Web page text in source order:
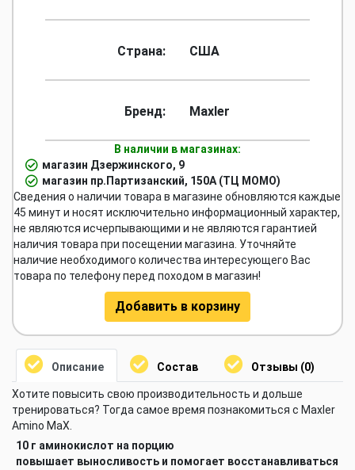
Страна: США
Бренд: Maxler
В наличии в магазинах:
магазин Дзержинского, 9
магазин пр.Партизанский, 150А (ТЦ МОМО)
Сведения о наличии товара в магазине обновляются каждые
45 минут и носят исключительно информационный характер,
не являются исчерпывающими и не являются гарантией
наличия товара при посещении магазина. Уточняйте
наличие необходимого количества интересующего Вас
товара по телефону перед походом в магазин!
Добавить в корзину
Описание Состав Отзывы (0)
Хотите повысить свою производительность и дольше
тренироваться? Тогда самое время познакомиться с Maxler
Amino MaX.
10 г аминокислот на порцию
повышает выносливость и помогает восстанавливаться